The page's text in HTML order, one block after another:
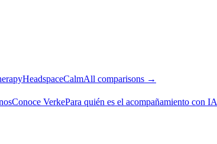
HeadspaceCalmAll comparisons →
Conoce VerkePara quién es el acompañamiento con IA